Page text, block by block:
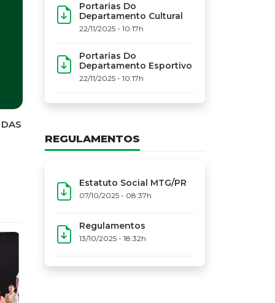
Portarias Do
Departamento Cultural
22/11/2025 - 10:17h
Portarias Do
Departamento Esportivo
22/11/2025 - 10:17h
REGULAMENTOS
Estatuto Social MTG/PR
07/10/2025 - 08:37h
Regulamentos
13/10/2025 - 18:32h